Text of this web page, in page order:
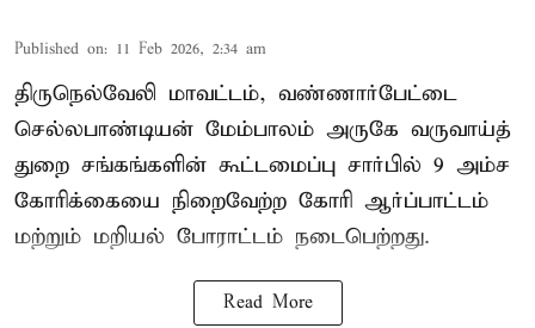
Published on: 11 Feb 2026, 2:34 am
திருநெல்வேலி மாவட்டம், வண்ணார்பேட்டை
செல்லபாண்டியன் மேம்பாலம் அருகே வருவாய்த்
துறை சங்கங்களின் கூட்டமைப்பு சார்பில் 9 அம்ச
கோரிக்கையை நிறைவேற்ற கோரி ஆர்ப்பாட்டம்
மற்றும் மறியல் போராட்டம் நடைபெற்றது.
Read More